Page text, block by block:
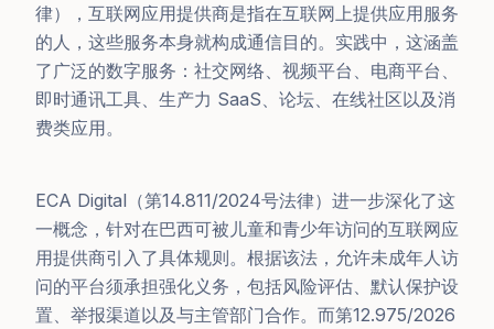
律），互联网应用提供商是指在互联网上提供应用服务
的人，这些服务本身就构成通信目的。实践中，这涵盖
了广泛的数字服务：社交网络、视频平台、电商平台、
即时通讯工具、生产力 SaaS、论坛、在线社区以及消
费类应用。
ECA Digital（第14.811/2024号法律）进一步深化了这
一概念，针对在巴西可被儿童和青少年访问的互联网应
用提供商引入了具体规则。根据该法，允许未成年人访
问的平台须承担强化义务，包括风险评估、默认保护设
置、举报渠道以及与主管部门合作。而第12.975/2026